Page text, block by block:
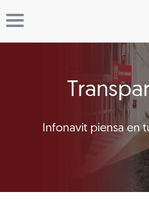
Infonavit piensa en